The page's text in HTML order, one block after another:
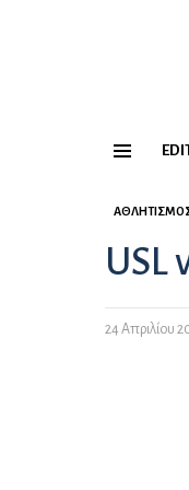
USL
24 Απριλίου